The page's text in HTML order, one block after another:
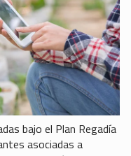
bajo el Plan Regadía
asociadas a